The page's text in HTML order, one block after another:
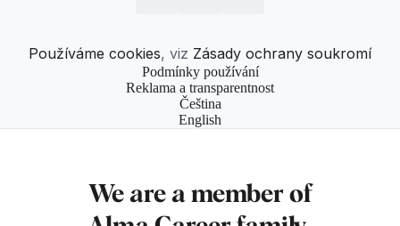
Používáme cookies, viz Zásady ochrany soukromí
Podmínky používání
Reklama a transparentnost
Čeština
English
We are a member of